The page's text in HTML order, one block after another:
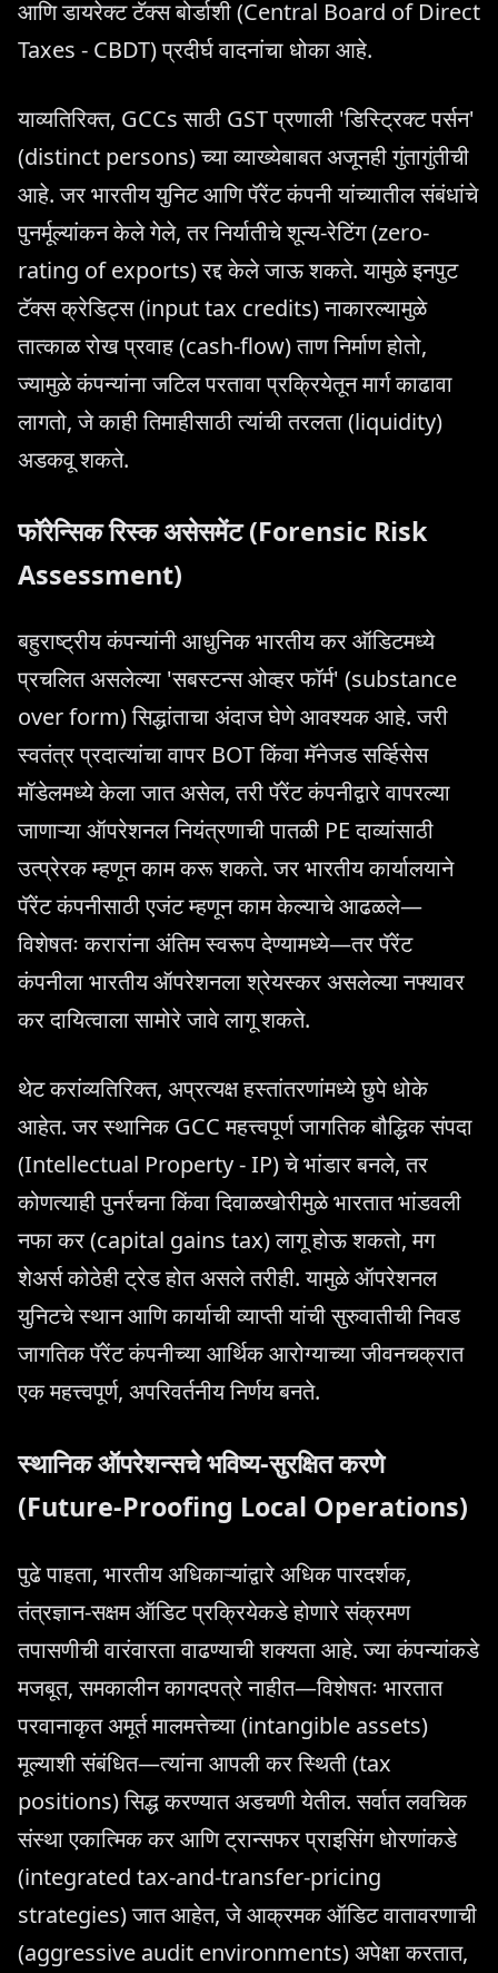
आणि डायरेक्ट टॅक्स बोर्डाशी (Central Board of Direct
Taxes - CBDT) प्रदीर्घ वादनांचा धोका आहे.
याव्यतिरिक्त, GCCs साठी GST प्रणाली 'डिस्ट्रिक्ट पर्सन'
(distinct persons) च्या व्याख्येबाबत अजूनही गुंतागुंतीची
आहे. जर भारतीय युनिट आणि पॅरेंट कंपनी यांच्यातील संबंधांचे
पुनर्मूल्यांकन केले गेले, तर निर्यातीचे शून्य-रेटिंग (zero-
rating of exports) रद्द केले जाऊ शकते. यामुळे इनपुट
टॅक्स क्रेडिट्स (input tax credits) नाकारल्यामुळे
तात्काळ रोख प्रवाह (cash-flow) ताण निर्माण होतो,
ज्यामुळे कंपन्यांना जटिल परतावा प्रक्रियेतून मार्ग काढावा
लागतो, जे काही तिमाहीसाठी त्यांची तरलता (liquidity)
अडकवू शकते.
फॉरेन्सिक रिस्क असेसमेंट (Forensic Risk
Assessment)
बहुराष्ट्रीय कंपन्यांनी आधुनिक भारतीय कर ऑडिटमध्ये
प्रचलित असलेल्या 'सबस्टन्स ओव्हर फॉर्म' (substance
over form) सिद्धांताचा अंदाज घेणे आवश्यक आहे. जरी
स्वतंत्र प्रदात्यांचा वापर BOT किंवा मॅनेजड सर्व्हिसेस
मॉडेलमध्ये केला जात असेल, तरी पॅरेंट कंपनीद्वारे वापरल्या
जाणाऱ्या ऑपरेशनल नियंत्रणाची पातळी PE दाव्यांसाठी
उत्प्रेरक म्हणून काम करू शकते. जर भारतीय कार्यालयाने
पॅरेंट कंपनीसाठी एजंट म्हणून काम केल्याचे आढळले—
विशेषतः करारांना अंतिम स्वरूप देण्यामध्ये—तर पॅरेंट
कंपनीला भारतीय ऑपरेशनला श्रेयस्कर असलेल्या नफ्यावर
कर दायित्वाला सामोरे जावे लागू शकते.
थेट करांव्यतिरिक्त, अप्रत्यक्ष हस्तांतरणांमध्ये छुपे धोके
आहेत. जर स्थानिक GCC महत्त्वपूर्ण जागतिक बौद्धिक संपदा
(Intellectual Property - IP) चे भांडार बनले, तर
कोणत्याही पुनर्रचना किंवा दिवाळखोरीमुळे भारतात भांडवली
नफा कर (capital gains tax) लागू होऊ शकतो, मग
शेअर्स कोठेही ट्रेड होत असले तरीही. यामुळे ऑपरेशनल
युनिटचे स्थान आणि कार्याची व्याप्ती यांची सुरुवातीची निवड
जागतिक पॅरेंट कंपनीच्या आर्थिक आरोग्याच्या जीवनचक्रात
एक महत्त्वपूर्ण, अपरिवर्तनीय निर्णय बनते.
स्थानिक ऑपरेशन्सचे भविष्य-सुरक्षित करणे
(Future-Proofing Local Operations)
पुढे पाहता, भारतीय अधिकाऱ्यांद्वारे अधिक पारदर्शक,
तंत्रज्ञान-सक्षम ऑडिट प्रक्रियेकडे होणारे संक्रमण
तपासणीची वारंवारता वाढण्याची शक्यता आहे. ज्या कंपन्यांकडे
मजबूत, समकालीन कागदपत्रे नाहीत—विशेषतः भारतात
परवानाकृत अमूर्त मालमत्तेच्या (intangible assets)
मूल्याशी संबंधित—त्यांना आपली कर स्थिती (tax
positions) सिद्ध करण्यात अडचणी येतील. सर्वात लवचिक
संस्था एकात्मिक कर आणि ट्रान्सफर प्राइसिंग धोरणांकडे
(integrated tax-and-transfer-pricing
strategies) जात आहेत, जे आक्रमक ऑडिट वातावरणाची
(aggressive audit environments) अपेक्षा करतात,